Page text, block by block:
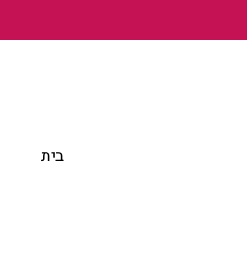
בית